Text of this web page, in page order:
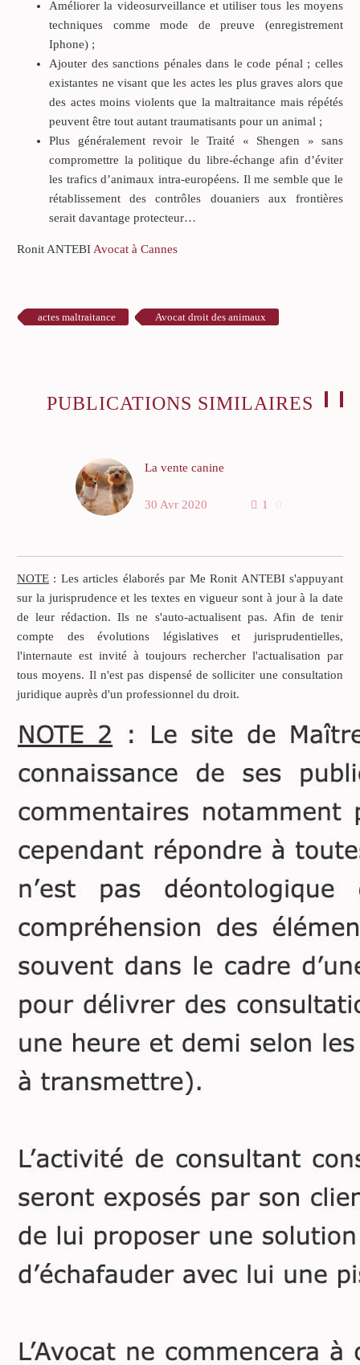
Améliorer la videosurveillance et utiliser tous les moyens
techniques comme mode de preuve (enregistrement
Iphone) ;
Ajouter des sanctions pénales dans le code pénal ; celles
existantes ne visant que les actes les plus graves alors que
des actes moins violents que la maltraitance mais répétés
peuvent être tout autant traumatisants pour un animal ;
Plus généralement revoir le Traité « Shengen » sans
compromettre la politique du libre-échange afin d’éviter
les trafics d’animaux intra-européens. Il me semble que le
rétablissement des contrôles douaniers aux frontières
serait davantage protecteur…
Ronit ANTEBI Avocat à Cannes
actes maltraitance Avocat droit des animaux
PUBLICATIONS SIMILAIRES
La vente canine
Selon l’article 1353 du
obligation doit la prouver.
Réciproquement, celui qui
se prétend libéré doit
justifier le paiement ou le
fait qui a produit
l’extinction de son
obligation.
1 0
30 Avr 2020
NOTE : Les articles élaborés par Me Ronit ANTEBI s'appuyant
sur la jurisprudence et les textes en vigueur sont à jour à la date
de leur rédaction. Ils ne s'auto-actualisent pas. Afin de tenir
compte des évolutions législatives et jurisprudentielles,
l'internaute est invité à toujours rechercher l'actualisation par
tous moyens. Il n'est pas dispensé de solliciter une consultation
juridique auprès d'un professionnel du droit.